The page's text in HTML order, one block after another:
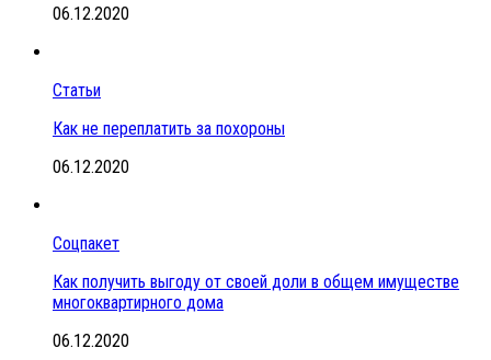
06.12.2020
Статьи
Как не переплатить за похороны
06.12.2020
Соцпакет
Как получить выгоду от своей доли в общем имуществе
многоквартирного дома
06.12.2020